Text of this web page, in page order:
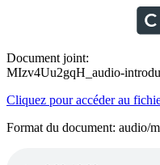
Document joint:
MIzv4Uu2gqH_audio-
Cliquez pour accéder au
Format du document: audio/